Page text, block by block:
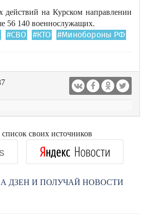
действий на Курском направлении
56 140 военнослужащих.
#СВО #КТО #Минобороны РФ
своих источников
ДЗЕН И ПОЛУЧАЙ НОВОСТИ